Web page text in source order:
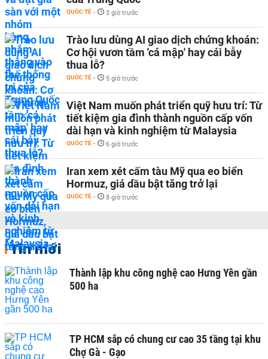
QUỐC TẾ - 3 giờ trước
Trào lưu dùng AI giao dịch chứng khoán:
Cơ hội vươn tầm 'cá mập' hay cái bẫy
thua lỗ?
QUỐC TẾ - 5 giờ trước
Việt Nam muốn phát triển quỹ hưu trí: Từ
tiết kiệm gia đình thành nguồn cấp vốn
dài hạn và kinh nghiệm từ Malaysia
QUỐC TẾ - 6 giờ trước
Iran xem xét cấm tàu Mỹ qua eo biển
Hormuz, giá dầu bật tăng trở lại
QUỐC TẾ - 8 giờ trước
Tin mới
Thành lập khu công nghệ cao Hưng Yên gần
500 ha
TP HCM sắp có chung cư cao 35 tầng tại khu
Chợ Gà - Gạo